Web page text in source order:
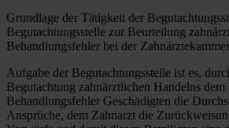
Grundlage der Tätigkeit der
Begutachtungsstelle zur Beurteilung
Behandlungsfehler bei der
Aufgabe der Begutachtungsstelle ist es,
Begutachtung zahnärztlichen Handelns dem
Behandlungsfehler Geschädigten die
Ansprüche, dem Zahnarzt die